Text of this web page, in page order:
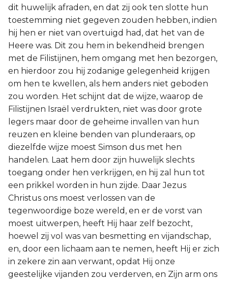
dit huwelijk afraden, en dat zij ook ten slotte hun
toestemming niet gegeven zouden hebben, indien
hij hen er niet van overtuigd had, dat het van de
Heere was. Dit zou hem in bekendheid brengen
met de Filistijnen, hem omgang met hen bezorgen,
en hierdoor zou hij zodanige gelegenheid krijgen
om hen te kwellen, als hem anders niet geboden
zou worden. Het schijnt dat de wijze, waarop de
Filistijnen Israël verdrukten, niet was door grote
legers maar door de geheime invallen van hun
reuzen en kleine benden van plunderaars, op
diezelfde wijze moest Simson dus met hen
handelen. Laat hem door zijn huwelijk slechts
toegang onder hen verkrijgen, en hij zal hun tot
een prikkel worden in hun zijde. Daar Jezus
Christus ons moest verlossen van de
tegenwoordige boze wereld, en er de vorst van
moest uitwerpen, heeft Hij haar zelf bezocht,
hoewel zij vol was van besmetting en vijandschap,
en, door een lichaam aan te nemen, heeft Hij er zich
in zekere zin aan verwant, opdat Hij onze
geestelijke vijanden zou verderven, en Zijn arm ons